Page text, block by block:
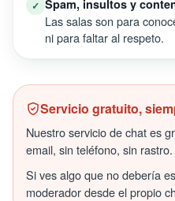
✓ Spam, insultos y
Las salas son para
ni para faltar al respeto.
Servicio gratuito,
Nuestro servicio de chat es
email, sin teléfono, sin rastro.
Si ves algo que no debería
moderador desde el propio